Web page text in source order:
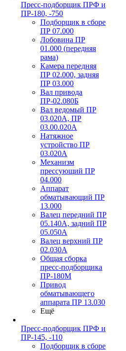
Пресс-подборщик ПРФ и
ПР-180, -750
Подборщик в сборе
ПР 07.000
Лобовина ПР
01.000 (передняя
рама)
Камера передняя
ПР 02.000, задняя
ПР 03.000
Вал привода
ПР-02.080Б
Вал ведомый ПР
03.020А, ПР
03.00.020А
Натяжное
устройство ПР
03.020A
Механизм
прессующий ПР
04.000
Аппарат
обматывающий ПР
13.000
Валец передний ПР
05.140A, задний ПР
05.050A
Валец верхний ПР
02.030A
Общая сборка
пресс-подборщика
ПР-180М
Привод
обматывающего
аппарата ПР 13.030
Ещё
Пресс-подборщик ПРФ и
ПР-145, -110
Подборщик в сборе